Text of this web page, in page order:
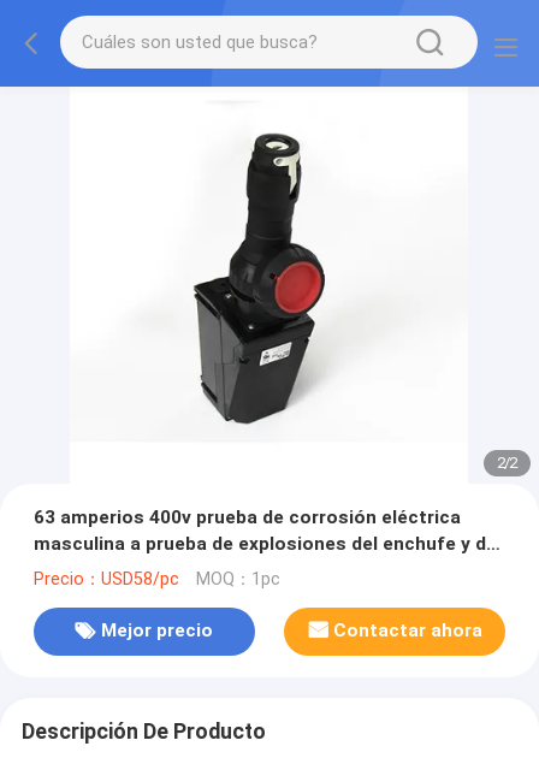
2/2
63 amperios 400v prueba de corrosión eléctrica
masculina a prueba de explosiones del enchufe y del
zócalo de 3 fases
Precio：USD58/pc MOQ：1pc
Mejor precio Contactar ahora
Descripción De Producto